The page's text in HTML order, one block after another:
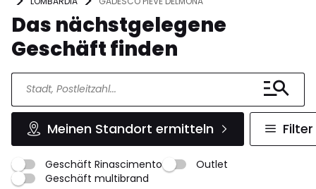
Das nächstgelegene
Geschäft finden
Meinen Standort ermitteln Filter
Geschäft Rinascimento
Outlet
Geschäft multibrand